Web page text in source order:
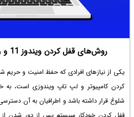
روش‌های قفل کردن ویندوز 11 و ویندوز 10 از راه دور
یکی از نیازهای افرادی که حفظ امنیت و
کردن کامپیوتر و لپ تاپ ویندوزی است،
شلوغ قرار داشته باشد و اطرافیان به آن